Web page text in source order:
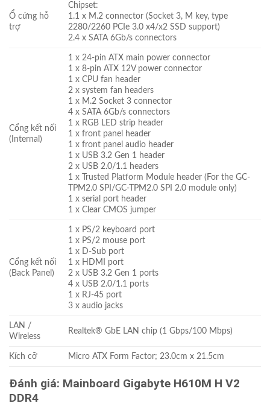
Ổ cứng hỗ
trợ
Chipset:
1.1 x M.2 connector (Socket 3, M key, type
2280/2260 PCIe 3.0 x4/x2 SSD support)
2.4 x SATA 6Gb/s connectors
Cổng kết nối
(Internal)
1 x 24-pin ATX main power connector
1 x 8-pin ATX 12V power connector
1 x CPU fan header
2 x system fan headers
1 x M.2 Socket 3 connector
4 x SATA 6Gb/s connectors
1 x RGB LED strip header
1 x front panel header
1 x front panel audio header
1 x USB 3.2 Gen 1 header
2 x USB 2.0/1.1 headers
1 x Trusted Platform Module header (For the GC-
TPM2.0 SPI/GC-TPM2.0 SPI 2.0 module only)
1 x serial port header
1 x Clear CMOS jumper
Cổng kết nối
(Back Panel)
1 x PS/2 keyboard port
1 x PS/2 mouse port
1 x D-Sub port
1 x HDMI port
2 x USB 3.2 Gen 1 ports
4 x USB 2.0/1.1 ports
1 x RJ-45 port
3 x audio jacks
LAN /
Wireless
Realtek® GbE LAN chip (1 Gbps/100 Mbps)
Kích cỡ Micro ATX Form Factor; 23.0cm x 21.5cm
Đánh giá: Mainboard Gigabyte H610M H V2
DDR4